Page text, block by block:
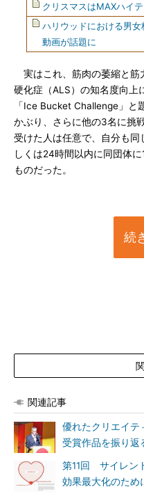
クリスマスはMAXハイ
ハリウッドにおける男
動画が話題に
実はこれ、筋肉の萎縮と筋
硬化症（ALS）の知名度向上
「Ice Bucket Challenge」と
かぶり、さらに他の3名に挑
受けた人は任意で、自分も同
しくは24時間以内に同団体
ものだった。
続
関連記事
優れたクリエイテ
受賞作品を振り返
第11回 サイレン
効果最大化のため